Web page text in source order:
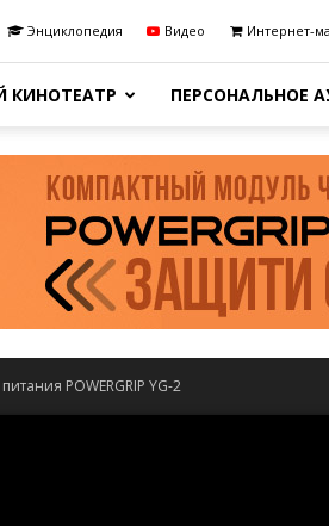
Энциклопедия Видео Интернет-
ПЕРСОНАЛЬНОЕ
POWERGRIP YG-2